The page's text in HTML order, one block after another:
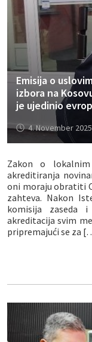
Emisija o
izbora na
je ujedinio
4. November
Zakon o
akreditiranja
oni moraju obratiti
zahteva. Nakon
komisija zaseda
akreditacija svim
pripremajući se za